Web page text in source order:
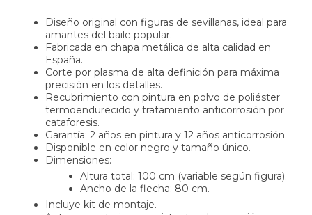
Diseño original con figuras de sevillanas, ideal para
amantes del baile popular.
Fabricada en chapa metálica de alta calidad en
España.
Corte por plasma de alta definición para máxima
precisión en los detalles.
Recubrimiento con pintura en polvo de poliéster
termoendurecido y tratamiento anticorrosión por
cataforesis.
Garantía: 2 años en pintura y 12 años anticorrosión.
Disponible en color negro y tamaño único.
Dimensiones:
Altura total: 100 cm (variable según figura).
Ancho de la flecha: 80 cm.
Incluye kit de montaje.